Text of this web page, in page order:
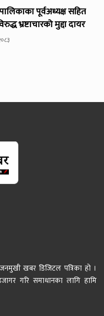
पूर्वअध्यक्ष सहित
भ्रष्टाचारको मुद्दा दायर
जनमुखी खबर डिजिटल पत्रिका हो ।
गरि समाधानका लागि हामि